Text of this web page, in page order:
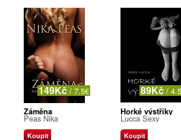
149Kč / 7.5€
Záměna
Peas Nika
Koupit
89Kč /
Horké výstřiky
Lucca Sexy
Koupit